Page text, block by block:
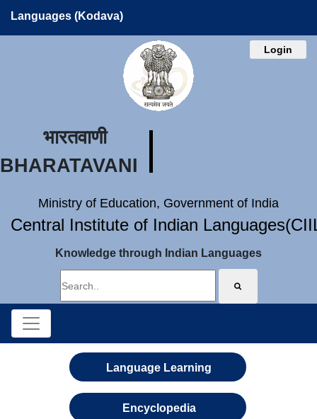
Languages (Kodava)
Login
भारतवाणी
BHARATAVANI
Ministry of Education, Government of India
Central Institute of Indian
Knowledge through Indian Languages
Language Learning
Encyclopedia